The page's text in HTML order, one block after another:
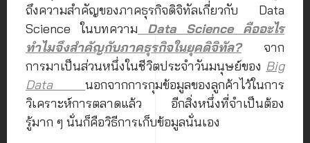
ถึงความสำคัญของภาคธุรกิจดิจิทัลเกี่ยวกับ Data
Science ในบทความ Data Science คืออะไร
ทำไมจึงสำคัญกับภาคธุรกิจในยุคดิจิทัล?จาก
การมาเป็นส่วนหนึ่งในชีวิตประจำวันมนุษย์ของ Big
Dataนอกจากการกุมข้อมูลของลูกค้าไว้ในการ
วิเคราะห์การตลาดแล้ว อีกสิ่งหนึ่งที่จำเป็นต้อง
รู้มาก ๆ นั่นก็คือวิธีการเก็บข้อมูลนั่นเอง